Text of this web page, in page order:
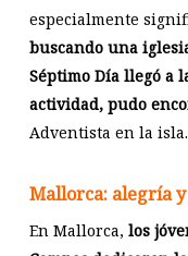
especialmente
buscando una
Séptimo Día llegó a
actividad, pudo
Adventista en la isla.
Mallorca: alegría
En Mallorca, los